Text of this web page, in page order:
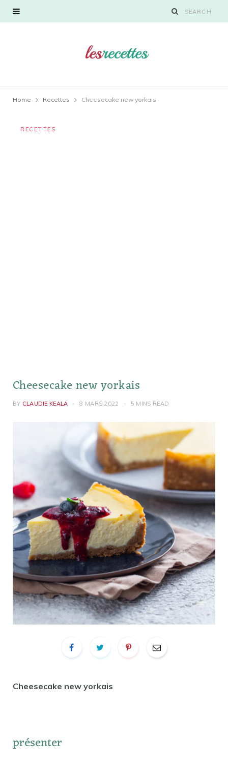
Home Recettes Cheesecake new yorkais
RECETTES
Cheesecake new yorkais
BY CLAUDIE KEALA 8 MARS 2022 5 MINS READ
Cheesecake new yorkais
présenter